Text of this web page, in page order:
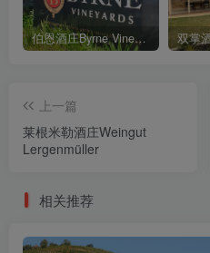
伯恩酒庄Byrne Vineyards
上一篇
莱根米勒酒庄Weingut
Lergenmüller
相关推荐